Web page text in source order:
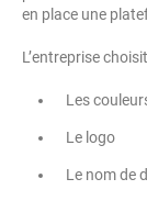
en place une
L’entreprise
Les
Le logo
Le nom de